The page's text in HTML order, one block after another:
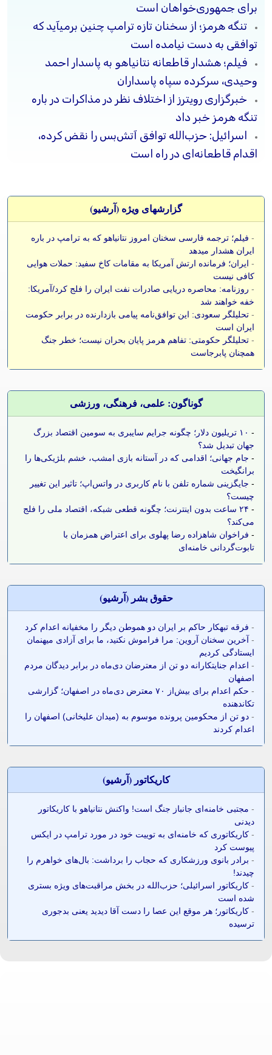
برای جمهوری‌خواهان است
تنگه هرمز؛ از سخنان تازه ترامپ چنین برمیآید که
توافقی به دست نیامده است
فیلم؛ هشدار قاطعانه نتانیاهو به پاسدار احمد
وحیدی، سرکرده سپاه پاسداران
خبرگزاری رویترز از اختلاف نظر در مذاکرات در باره
تنگه هرمز خبر داد
اسرائیل: حزب‌الله توافق آتش‌بس را نقض کرده،
اقدام قاطعانه‌ای در راه است
گزارشهای ویژه (آرشيو)
- فیلم؛ ترجمه فارسی سخنان امروز نتانیاهو که به ترامپ در باره
ایران هشدار میدهد
- ایران؛ فرمانده ارتش آمریکا به مقامات کاخ سفید: حملات هوایی
کافی نیست
- روزنامه: محاصره دریایی صادرات نفت ایران را فلج کرد/آمریکا:
خفه خواهند شد
- تحلیلگر سعودی: این توافق‌نامه پیامی بازدارنده در برابر حکومت
ایران است
- تحلیلگر حکومتی: تفاهم هرمز پایان بحران نیست؛ خطر جنگ
همچنان پابرجاست
گوناگون: علمی، فرهنگی، ورزشی
-
۱۰ تریلیون دلار؛ چگونه جرایم سایبری به سومین اقتصاد بزرگ
جهان تبدیل شد؟
- جام جهانی؛ اقدامی که در آستانه بازی امشب، خشم بلژیکی‌ها را
برانگیخت
- جایگزینی شماره تلفن با نام کاربری در واتس‌اپ؛ تاثیر این تغییر
چیست؟
-
۲۴ ساعت بدون اینترنت؛ چگونه قطعی شبکه، اقتصاد ملی را فلج
می‌کند؟
- فراخوان شاهزاده رضا پهلوی برای اعتراض همزمان با
تابوت‌گردانی خامنه‌ای
حقوق بشر (آرشيو)
- فرقه تبهکار حاکم بر ایران دو هموطن دیگر را مخفیانه اعدام کرد
- آخرین سخنان آروین: مرا فراموش نکنید، ما برای آزادی میهنمان
ایستادگی کردیم
- اعدام جنایتکارانه دو تن از معترضان دی‌ماه در برابر دیدگان مردم
اصفهان
-
حکم اعدام برای بیش‌از ۷۰ معترض دی‌ماه در اصفهان؛ گزارشی
تکاندهنده
- دو تن از محکومین پرونده موسوم به (میدان علیخانی) اصفهان را
اعدام کردند
کاريکاتور (آرشيو)
- مجتبی خامنه‌ای جانباز جنگ است! واکنش نتانیاهو با کاریکاتور
دیدنی
- کاریکاتوری که خامنه‌ای به توییت خود در مورد ترامپ در ایکس
پیوست کرد
- برادر بانوی ورزشکاری که حجاب را برداشت: بال‌های خواهرم را
چیدند!
- کاریکاتور اسرائیلی؛ حزب‌الله در بخش مراقبت‌های ویژه بستری
شده است
- کاریکاتور؛ هر موقع این عصا را دست آقا دیدید یعنی بدجوری
ترسیده